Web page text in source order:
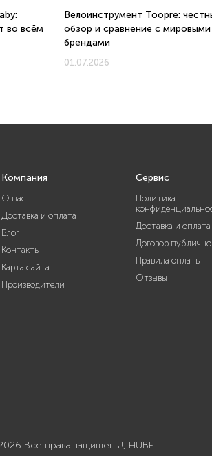
во всём
Велоинструмент Toopre:
обзор и сравнение с мировыми
брендами
01.07.2026
Компания
О нас
Доставка и оплата
Блог
Контакты
Карта сайта
Производители
Сервис
Политика
Доставка и оплата
Договор
Правила оплаты
Отзывы
Все права защищены!, HUBE